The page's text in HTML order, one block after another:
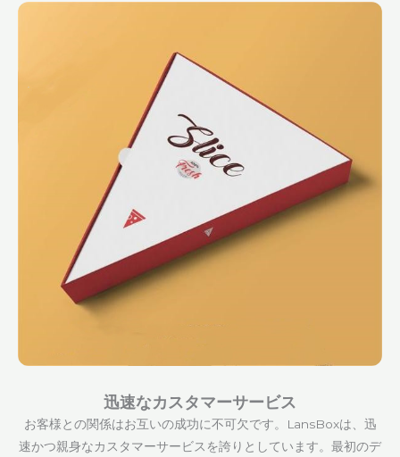
迅速なカスタマーサービス
お客様との関係はお互いの成功に不可欠です。LansBoxは、迅
速かつ親身なカスタマーサービスを誇りとしています。最初のデ